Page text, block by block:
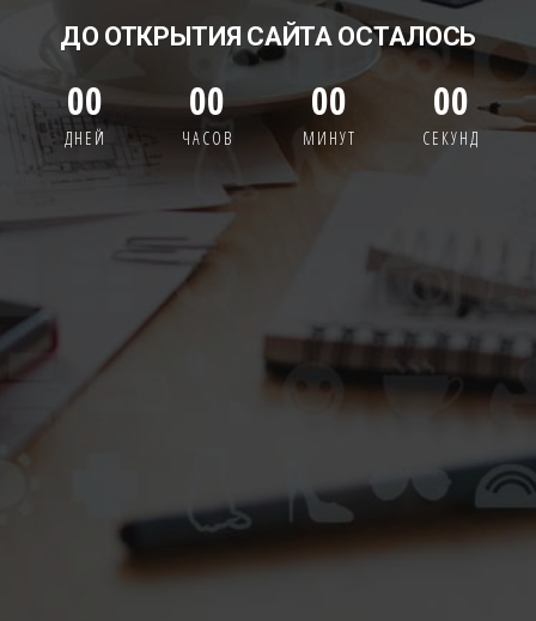
ДО ОТКРЫТИЯ САЙТА ОСТАЛОСЬ
00
ДНЕЙ
00
ЧАСОВ
00
МИНУТ
00
СЕКУНД